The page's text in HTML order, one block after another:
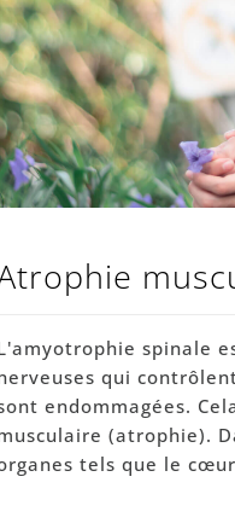
spinale
qui
endommagées.
(atrophie).
tels que le